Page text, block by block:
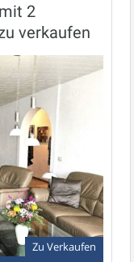
2
verkaufen
Zu Verkaufen